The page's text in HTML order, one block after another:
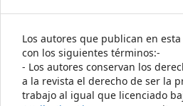
Los autores que publican en
con los siguientes términos:-
- Los autores conservan los
a la revista el derecho de ser la
trabajo al igual que licenciado